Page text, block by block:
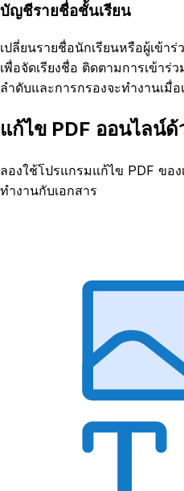
บัญชีรายชื่อชั้นเรียน
เปลี่ยนรายชื่อนักเรียนหรือผู้เข้า
เพื่อจัดเรียงชื่อ ติดตามการเข้าร่
ลำดับและการกรองจะทำงานเมื่
แก้ไข PDF ออนไลน์
ลองใช้โปรแกรมแก้ไข PDF ของ
ทำงานกับเอกสาร